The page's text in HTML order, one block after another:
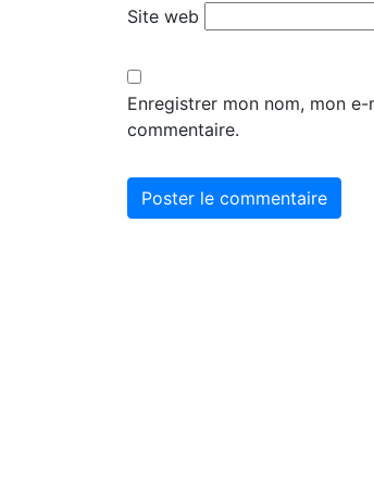
Site web
Enregistrer mon nom, mon
commentaire.